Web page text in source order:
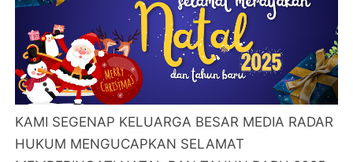
KAMI SEGENAP KELUARGA BESAR MEDIA RADAR
HUKUM MENGUCAPKAN SELAMAT